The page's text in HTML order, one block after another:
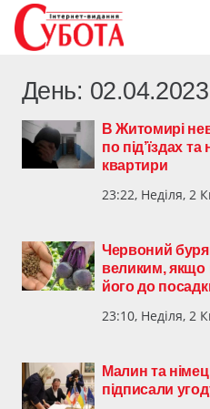
День: 02.04.2023
В Житомирі
по під’їздах
квартири
23:22, Неділя, 2
Червоний
великим, якщо
його до
23:10, Неділя, 2
Малин та
підписали